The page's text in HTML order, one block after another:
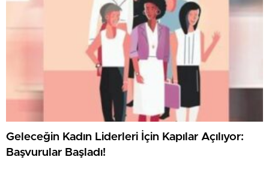
Geleceğin Kadın Liderleri İçin Kapılar Açılıyor:
Başvurular Başladı!